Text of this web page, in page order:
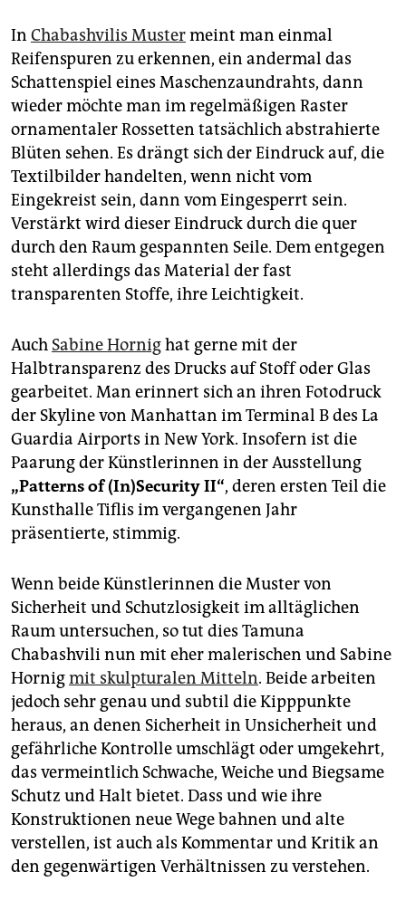
In Chabashvilis Mustermeint man einmal
Reifenspuren zu erkennen, ein andermal das
Schattenspiel eines Maschenzaundrahts, dann
wieder möchte man im regelmäßigen Raster
ornamentaler Rossetten tatsächlich abstrahierte
Blüten sehen. Es drängt sich der Eindruck auf, die
Textilbilder handelten, wenn nicht vom
Eingekreist sein, dann vom Eingesperrt sein.
Verstärkt wird dieser Eindruck durch die quer
durch den Raum gespannten Seile. Dem entgegen
steht allerdings das Material der fast
transparenten Stoffe, ihre Leichtigkeit.
Auch Sabine Hornighat gerne mit der
Halbtransparenz des Drucks auf Stoff oder Glas
gearbeitet. Man erinnert sich an ihren Fotodruck
der Skyline von Manhattan im Terminal B des La
Guardia Airports in New York. Insofern ist die
Paarung der Künstlerinnen in der Ausstellung
„Patterns of (In)Security II“, deren ersten Teil die
Kunsthalle Tiflis im vergangenen Jahr
präsentierte, stimmig.
Wenn beide Künstlerinnen die Muster von
Sicherheit und Schutzlosigkeit im alltäglichen
Raum untersuchen, so tut dies Tamuna
Chabashvili nun mit eher malerischen und Sabine
Hornigmit skulpturalen Mitteln. Beide arbeiten
jedoch sehr genau und subtil die Kipppunkte
heraus, an denen Sicherheit in Unsicherheit und
gefährliche Kontrolle umschlägt oder umgekehrt,
das vermeintlich Schwache, Weiche und Biegsame
Schutz und Halt bietet. Dass und wie ihre
Konstruktionen neue Wege bahnen und alte
verstellen, ist auch als Kommentar und Kritik an
den gegenwärtigen Verhältnissen zu verstehen.